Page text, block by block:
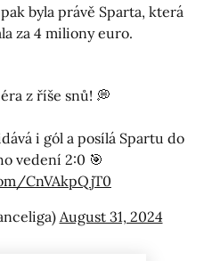
byla právě Sparta, která
za 4 miliony euro.
z říše snů! 💭
i gól a posílá Spartu do
vedení 2:0 🎯
CnVAkpQjT0
August 31, 2024